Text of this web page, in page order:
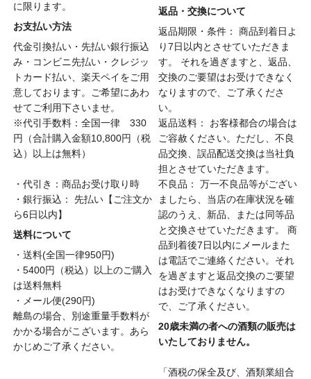
に限ります。
お支払い方法
代金引換払い・先払い銀行振込
み・コンビニ先払い・クレジッ
トカード払い、楽天ペイをご用
意しております。ご希望にあわ
せてご利用下さいませ。
※代引手数料：全国一律 330
円（合計購入金額10,800円（税
込）以上は無料）
・代引き：商品お受け取り時
・銀行振込： 先払い【ご注文か
ら6日以内】
送料について
・送料(全国一律950円)
・5400円（税込）以上のご購入
は送料無料
・メール便(290円)
離島の場合、別途重量手数料が
かかる場合がこざいます。あら
かじめご了承ください。
返品・交換について
返品期限・条件： 商品到着日よ
り7日以内とさせていただきま
す。 それを過ぎますと、返品、
交換のご要望はお受けできなく
なりますので、ご了承くださ
い。
返品送料： お客様都合の場合は
ご容赦ください。ただし、不良
品交換、誤品配送交換は当社負
担とさせていただきます。
不良品： 万一不良品等がござい
ましたら、当店の在庫状況を確
認のうえ、新品、または同等品
と交換させていただきます。 商
品到着後7日以内にメールまた
は電話でご連絡ください。それ
を過ぎますと返品交換のご要望
はお受けできなくなりますの
で、ご了承ください。
20歳未満の者への酒類の販売は
いたしておりません。
「酒税の保全及び、酒類業組合